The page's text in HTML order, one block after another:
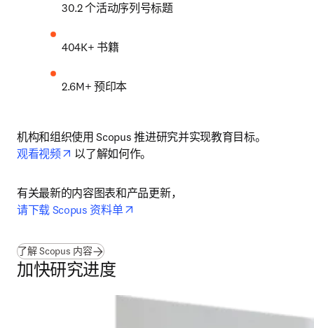
30.2 个活动序列号标题
404K+ 书籍
2.6M+ 预印本
机构和组织使用 Scopus 推进研究并实现教育目标。
观看视频
opens in new tab/window
以了解如何作。
有关最新的内容图表和产品更新，
请下载 Scopus 资料单
了解 Scopus 内容
加快研究进度